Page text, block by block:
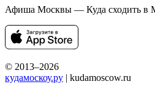
Афиша Москвы — Куда сходить в
© 2013–2026
кудамоскоу.ру | kudamoscow.ru